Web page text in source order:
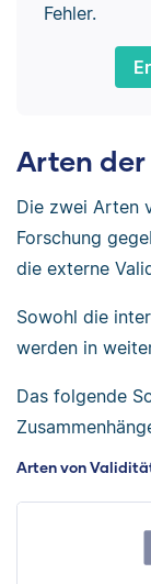
Fehler.
Arten
Die zwei Arten
Forschung
die externe
Sowohl die
werden in
Das folgende
Arten von